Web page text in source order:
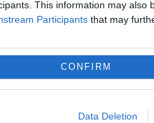
This information may also
Participants that may
CONFIRM
Data Deletion
Tânăra vrea să-
n-a avut-o. Alina
Condeescu